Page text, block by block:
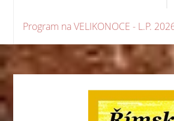
Program na VELIKONOCE - L.P.